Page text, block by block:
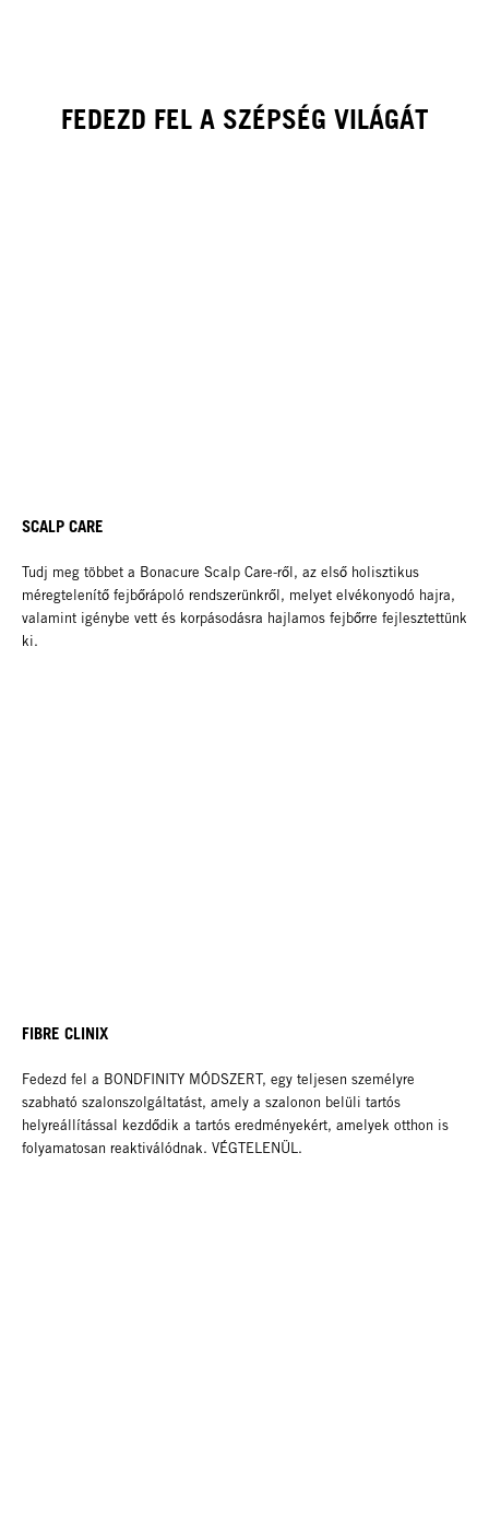
FEDEZD FEL A SZÉPSÉG VILÁGÁT
SCALP CARE
Tudj meg többet a Bonacure Scalp Care-ről, az első holisztikus
méregtelenítő fejbőrápoló rendszerünkről, melyet elvékonyodó hajra,
valamint igénybe vett és korpásodásra hajlamos fejbőrre fejlesztettünk
ki.
FIBRE CLINIX
Fedezd fel a BONDFINITY MÓDSZERT, egy teljesen személyre
szabható szalonszolgáltatást, amely a szalonon belüli tartós
helyreállítással kezdődik a tartós eredményekért, amelyek otthon is
folyamatosan reaktiválódnak. VÉGTELENÜL.